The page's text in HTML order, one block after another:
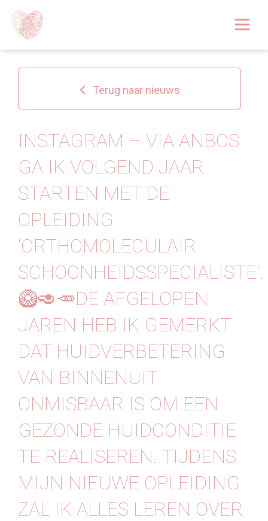
Over
Huidoplossingen
Behandelingen
Tarieven 2026
Blog
Webshop
Contact
Terug naar nieuws
INSTAGRAM – VIA ANBOS
GA IK VOLGEND JAAR
STARTEN MET DE
OPLEIDING
'ORTHOMOLECULAIR
SCHOONHEIDSSPECIALISTE'.
🥝🥑🥕DE AFGELOPEN
JAREN HEB IK GEMERKT
DAT HUIDVERBETERING
VAN BINNENUIT
ONMISBAAR IS OM EEN
GEZONDE HUIDCONDITIE
TE REALISEREN. TIJDENS
MIJN NIEUWE OPLEIDING
ZAL IK ALLES LEREN OVER